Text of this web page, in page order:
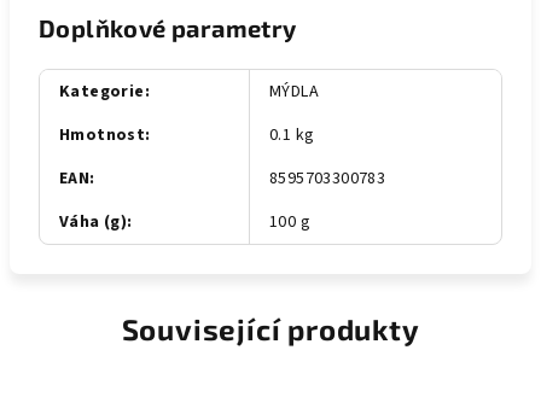
Doplňkové parametry
Kategorie:
MÝDLA
Hmotnost:
0.1 kg
EAN:
8595703300783
Váha (g): 100 g
Související produkty